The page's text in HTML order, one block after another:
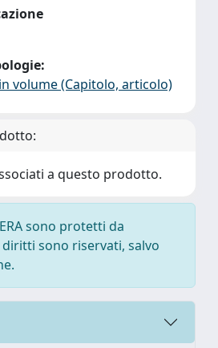
volume (Capitolo, articolo)
a questo prodotto.
sono protetti da
sono riservati, salvo